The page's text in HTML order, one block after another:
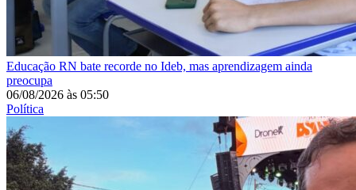
Educação RN bate recorde no Ideb, mas aprendizagem ainda
preocupa
06/08/2026 às 05:50
Política